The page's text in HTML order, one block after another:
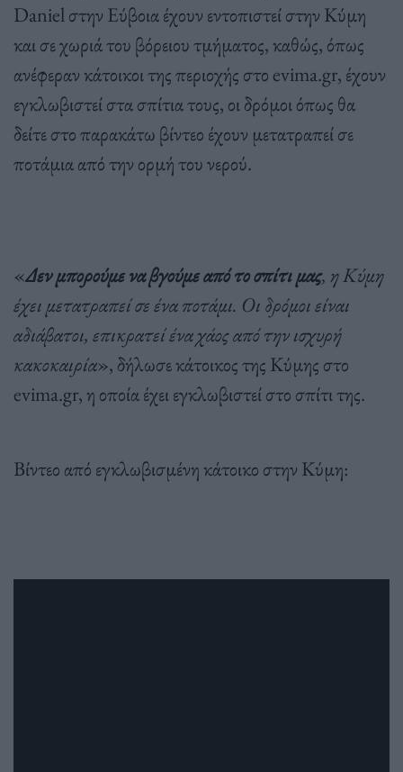
Daniel στην Εύβοια έχουν εντοπιστεί στην Κύμη
και σε χωριά του βόρειου τμήματος, καθώς, όπως
ανέφεραν κάτοικοι της περιοχής στο evima.gr, έχουν
εγκλωβιστεί στα σπίτια τους, οι δρόμοι όπως θα
δείτε στο παρακάτω βίντεο έχουν μετατραπεί σε
ποτάμια από την ορμή του νερού.
«Δεν μπορούμε να βγούμε από το σπίτι μας, η Κύμη
έχει μετατραπεί σε ένα ποτάμι. Οι δρόμοι είναι
αδιάβατοι, επικρατεί ένα χάος από την ισχυρή
κακοκαιρία», δήλωσε κάτοικος της Κύμης στο
evima.gr, η οποία έχει εγκλωβιστεί στο σπίτι της.
Βίντεο από εγκλωβισμένη κάτοικο στην Κύμη: